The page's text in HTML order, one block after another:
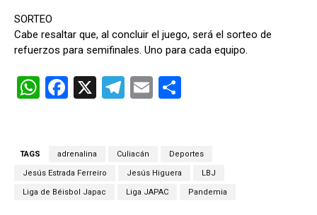
SORTEO
Cabe resaltar que, al concluir el juego, será el sorteo de
refuerzos para semifinales. Uno para cada equipo.
W
A
p
F
b
o
o
X
T
gr
a
m
E
p
ar
tir
TAGS adrenalina Culiacán Deportes
Jesús Estrada Ferreiro Jesús Higuera LBJ
Liga de Béisbol Japac Liga JAPAC Pandemia